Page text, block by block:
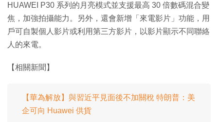
HUAWEI P30 系列的月亮模式並支援最高 30 倍數碼混合變
焦，加強拍攝能力。另外，還會新增「來電影片」功能，用
戶可自製個人影片或利用第三方影片，以影片顯示不同聯絡
人的來電。
【相關新聞】
【華為解放】與習近平見面後不加關稅 特朗普：美
企可向 Huawei 供貨